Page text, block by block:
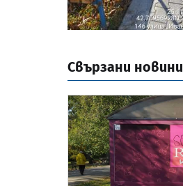
Свързани новини